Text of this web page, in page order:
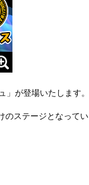
が登場いたします。
のステージとなってい